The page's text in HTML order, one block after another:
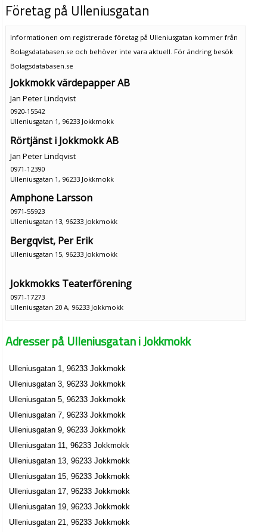
Företag på Ulleniusgatan
Informationen om registrerade företag på Ulleniusgatan kommer från
Bolagsdatabasen.se och behöver inte vara aktuell. För ändring besök
Bolagsdatabasen.se
Jokkmokk värdepapper AB
Jan Peter Lindqvist
0920-15542
Ulleniusgatan 1, 96233 Jokkmokk
Rörtjänst i Jokkmokk AB
Jan Peter Lindqvist
0971-12390
Ulleniusgatan 1, 96233 Jokkmokk
Amphone Larsson
0971-55923
Ulleniusgatan 13, 96233 Jokkmokk
Bergqvist, Per Erik
Ulleniusgatan 15, 96233 Jokkmokk
Jokkmokks Teaterförening
0971-17273
Ulleniusgatan 20 A, 96233 Jokkmokk
Margit Elin-Anna Labba
Utsi, Olof Thomas
Ulleniusgatan 25, 96233 Jokkmokk
Tommy Perssons Försäljningsservice
Kjell Tommy Persson
Ulleniusgatan 32, 96233 Jokkmokk
Per Aira
0971-10808
Ulleniusgatan 8, 96233 Jokkmokk
Adresser på Ulleniusgatan i Jokkmokk
Ulleniusgatan 1, 96233 Jokkmokk
Ulleniusgatan 3, 96233 Jokkmokk
Ulleniusgatan 5, 96233 Jokkmokk
Ulleniusgatan 7, 96233 Jokkmokk
Ulleniusgatan 9, 96233 Jokkmokk
Ulleniusgatan 11, 96233 Jokkmokk
Ulleniusgatan 13, 96233 Jokkmokk
Ulleniusgatan 15, 96233 Jokkmokk
Ulleniusgatan 17, 96233 Jokkmokk
Ulleniusgatan 19, 96233 Jokkmokk
Ulleniusgatan 21, 96233 Jokkmokk